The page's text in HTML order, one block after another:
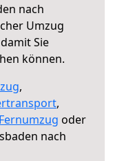
nach
Umzug
Sie
können.
,
,
Fernumzug oder
nach